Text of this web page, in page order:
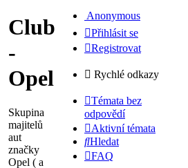
Club
-
Opel
Skupina
majitelů
aut
značky
Opel ( a
Anonymous
Přihlásit se
Registrovat
Rychlé odkazy
Témata bez
odpovědí
Aktivní témata
Hledat
FAQ